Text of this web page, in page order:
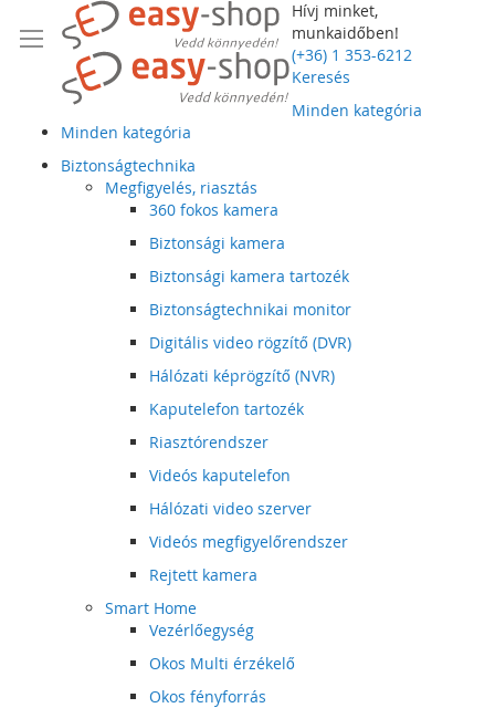
Hívj minket,
munkaidőben!
(+36) 1 353-6212
Keresés
Minden kategória
Minden kategória
Biztonságtechnika
Megfigyelés, riasztás
360 fokos kamera
Biztonsági kamera
Biztonsági kamera tartozék
Biztonságtechnikai monitor
Digitális video rögzítő (DVR)
Hálózati képrögzítő (NVR)
Kaputelefon tartozék
Riasztórendszer
Videós kaputelefon
Hálózati video szerver
Videós megfigyelőrendszer
Rejtett kamera
Smart Home
Vezérlőegység
Okos Multi érzékelő
Okos fényforrás